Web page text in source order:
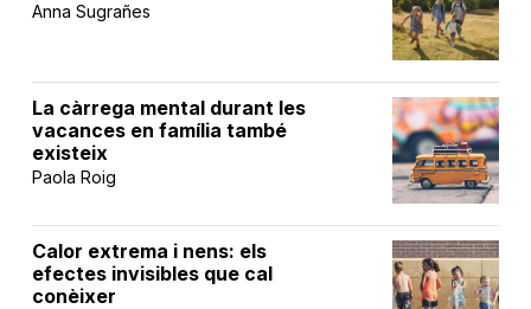
Anna Sugrañes
La càrrega mental durant les
vacances en família també
existeix
Paola Roig
Calor extrema i nens: els
efectes invisibles que cal
conèixer